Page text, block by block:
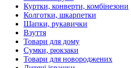
Куртки, конверти, комбінезони
Колготки, шкарпетки
Шапки, рукавички
Взуття
Товари для дому
Сумки, рюкзаки
Товари для новороджених